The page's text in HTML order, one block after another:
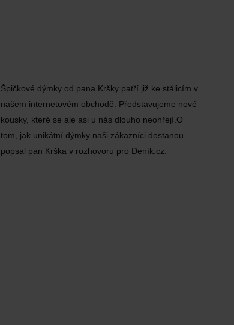
Špičkové dýmky od pana Kršky patří již ke stálicím v
našem internetovém obchodě. Představujeme nové
kousky, které se ale asi u nás dlouho neohřejí.O
tom, jak unikátní dýmky naši zákazníci dostanou
popsal pan Krška v rozhovoru pro Deník.cz: